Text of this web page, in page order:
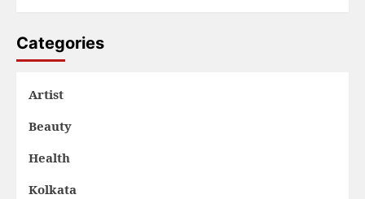
Categories
Artist
Beauty
Health
Kolkata